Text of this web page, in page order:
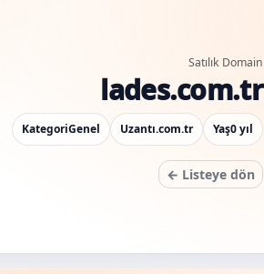
Satılık Domain
lades.com.tr
KategoriGenel Uzantı.com.tr Yaş0 yıl
← Listeye dön